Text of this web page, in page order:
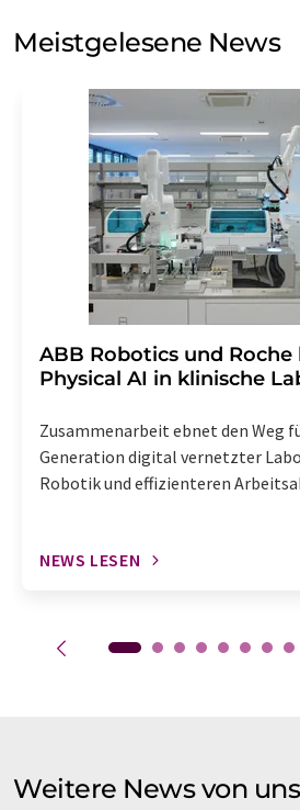
Meinungsforschung per E-Mail
Einwilligung können Sie jederzeit ohne
Str. 2, 12489 Berlin oder per E-Mail
widerruf@lumitos.commit Wirkung
widerrufen. Zudem ist in jeder E-Mail
Abbestellung des entsprechenden
enthalten.
Meistgelesene News
​​​​​​​ABB Robotics und Roche
Physical AI in klinische
Zusammenarbeit ebnet den Weg
Generation digital vernetzter
Robotik und effizienteren
NEWS LESEN
Weitere News von